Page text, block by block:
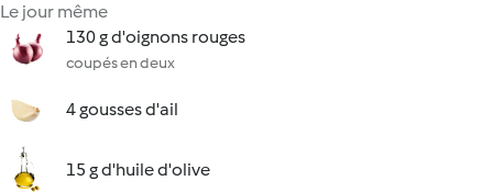
Le jour même
130 g d'oignons rouges
coupés en deux
4 gousses d'ail
15 g d'huile d'olive